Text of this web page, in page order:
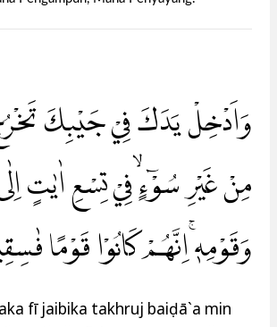
وَاَدْخِلْ يَدَكَ فِيْ جَيْبِكَ
مِنْ غَيْرِ سُوْۤءٍۙ فِيْ تِسْعِ اٰيٰتٍ
وَقَوْمِهٖۚ اِنَّهُمْ كَانُوْا قَوْمًا
fī jaibika takhruj baiḍā`a min